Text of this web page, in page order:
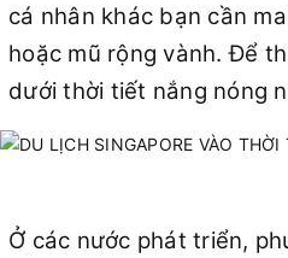
cá nhân khác bạn cần
hoặc mũ rộng vành. Để
dưới thời tiết nắng nóng
Ở các nước phát triển,